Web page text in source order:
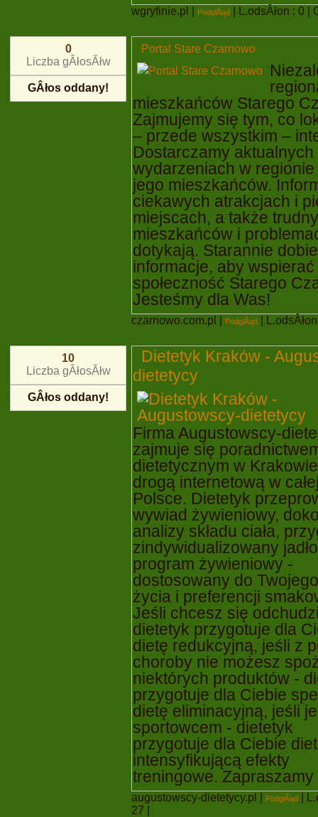
wgryfinie.pl PodglÂąd | L.odsÂłon : 0 |
0
Liczba gÂłosĂłw
GÂłos oddany!
Portal Stare Czarnowo
mieszkańców Starego
Zajmujemy się tym, co
– przede wszystkim –
Dostarczamy
wydarzeniach w
jego mieszkańców.
ciekawych atrakcjach i
miejscach, a także
mieszkańców i
dotykają. Starannie
informacje, aby
społeczność Starego
Jesteśmy dla Was!
czarnowo.com.pl PodglÂąd |
10
Liczba gÂłosĂłw
GÂłos oddany!
Dietetyk Kraków -
dietetycy
Firma Augustowscy-
zajmuje się
dietetycznym w
drogą internetową w
Polsce. Dietetyk
wywiad żywieniowy,
analizy składu ciała,
zindywidualizowany
program żywieniowy -
dostosowany do
życia i preferencji
Jeśli chcesz się
dietetyk przygotuje dla
dietę redukcyjną, jeśli z
choroby nie możesz
niektórych produktów -
przygotuje dla Ciebie
dietę eliminacyjną, jeśli
sportowcem - dietetyk
przygotuje dla Ciebie
intensyfikującą efekty
treningowe. Zapraszamy
augustowscy-dietetycy.pl PodglÂąd
|
27 |